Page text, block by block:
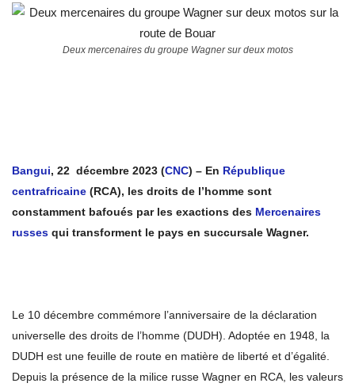
Deux mercenaires du groupe Wagner sur deux motos
Bangui, 22 décembre 2023 (CNC) – En République
centrafricaine (RCA), les droits de l’homme sont
constamment bafoués par les exactions des Mercenaires
russes qui transforment le pays en succursale Wagner.
Le 10 décembre commémore l’anniversaire de la déclaration
universelle des droits de l’homme (DUDH). Adoptée en 1948, la
DUDH est une feuille de route en matière de liberté et d’égalité.
Depuis la présence de la milice russe Wagner en RCA, les valeurs